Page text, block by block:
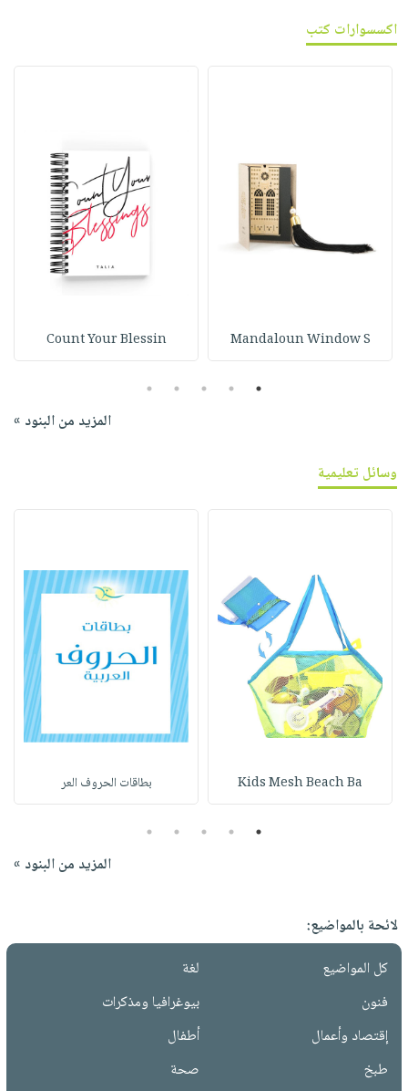
اكسسوارات كتب
Mandaloun Window S
Count Your Blessin
1
2
3
4
5
المزيد من البنود »
وسائل تعليمية
Kids Mesh Beach Ba بطاقات الحروف العر
1
2
3
4
5
المزيد من البنود »
لائحة بالمواضيع:
كل المواضيع
لغة
فنون
بيوغرافيا ومذكرات
إقتصاد وأعمال
أطفال
طبخ
صحة